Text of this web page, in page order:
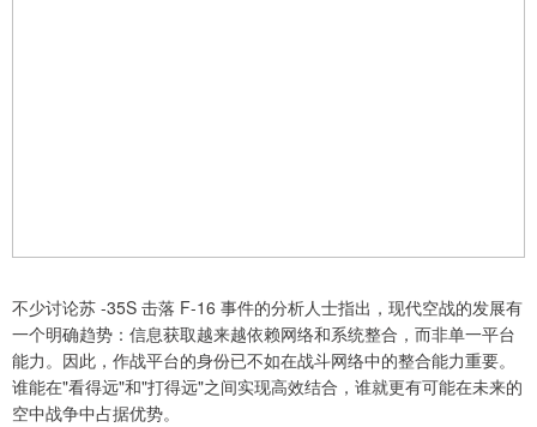
不少讨论苏 -35S 击落 F-16 事件的分析人士指出，现代空战的发展有
一个明确趋势：信息获取越来越依赖网络和系统整合，而非单一平台
能力。因此，作战平台的身份已不如在战斗网络中的整合能力重要。
谁能在"看得远"和"打得远"之间实现高效结合，谁就更有可能在未来的
空中战争中占据优势。